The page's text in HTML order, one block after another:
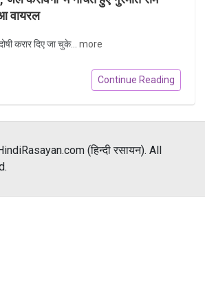
वायरल
करार दिए जा चुके... more
Continue Reading
(हिन्दी रसायन). All